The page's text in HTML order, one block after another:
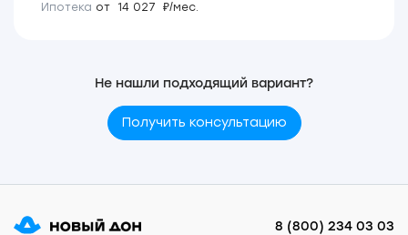
Ипотека от 14 027 ₽/мес.
Не нашли подходящий вариант?
Получить консультацию
8 (800) 234 03 03